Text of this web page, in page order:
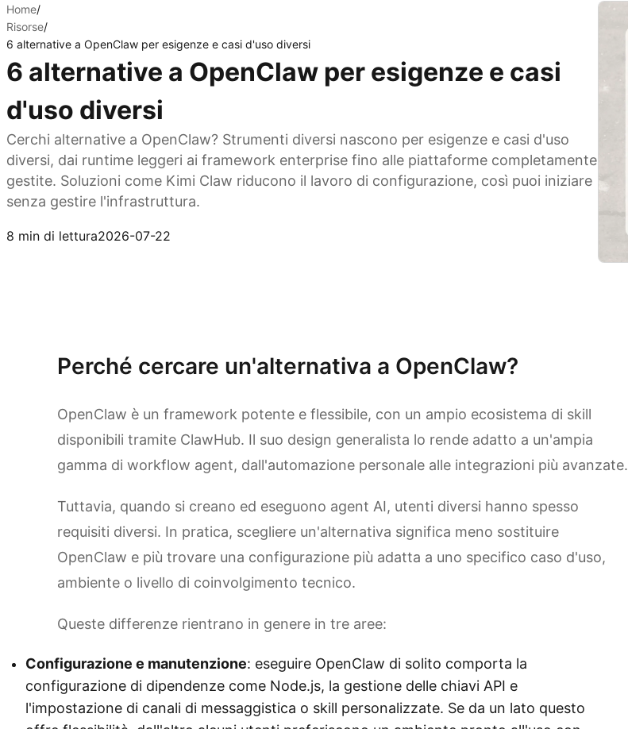
Home/
Risorse/
6 alternative a OpenClaw per esigenze e casi d'uso diversi
6 alternative a OpenClaw per esigenze e casi
d'uso diversi
Cerchi alternative a OpenClaw? Strumenti diversi nascono per esigenze e casi d'uso
diversi, dai runtime leggeri ai framework enterprise fino alle piattaforme completamente
gestite. Soluzioni come Kimi Claw riducono il lavoro di configurazione, così puoi iniziare
senza gestire l'infrastruttura.
8 min di lettura2026-07-22
Perché cercare un'alternativa a OpenClaw?
OpenClaw è un framework potente e flessibile, con un ampio ecosistema di skill
disponibili tramite ClawHub. Il suo design generalista lo rende adatto a un'ampia
gamma di workflow agent, dall'automazione personale alle integrazioni più avanzate.
Tuttavia, quando si creano ed eseguono agent AI, utenti diversi hanno spesso
requisiti diversi. In pratica, scegliere un'alternativa significa meno sostituire
OpenClaw e più trovare una configurazione più adatta a uno specifico caso d'uso,
ambiente o livello di coinvolgimento tecnico.
Queste differenze rientrano in genere in tre aree:
Configurazione e manutenzione: eseguire OpenClaw di solito comporta la
configurazione di dipendenze come Node.js, la gestione delle chiavi API e
l'impostazione di canali di messaggistica o skill personalizzate. Se da un lato questo